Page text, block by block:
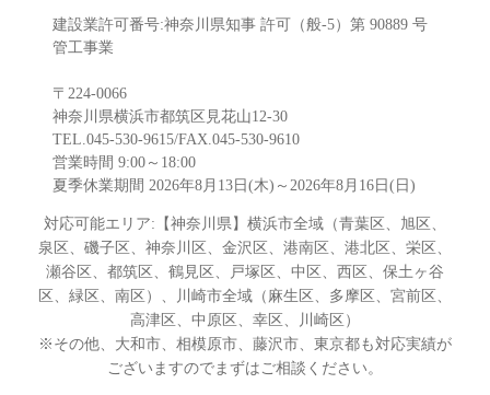
建設業許可番号:神奈川県知事 許可（般-5）第 90889 号
管工事業
〒224-0066
神奈川県横浜市都筑区見花山12-30
TEL.045-530-9615/FAX.045-530-9610
営業時間 9:00～18:00
夏季休業期間 2026年8月13日(木)～2026年8月16日(日)
対応可能エリア:【神奈川県】横浜市全域（青葉区、旭区、
泉区、磯子区、神奈川区、金沢区、港南区、港北区、栄区、
瀬谷区、都筑区、鶴見区、戸塚区、中区、西区、保土ヶ谷
区、緑区、南区）、川崎市全域（麻生区、多摩区、宮前区、
高津区、中原区、幸区、川崎区）
※その他、大和市、相模原市、藤沢市、東京都も対応実績が
ございますのでまずはご相談ください。